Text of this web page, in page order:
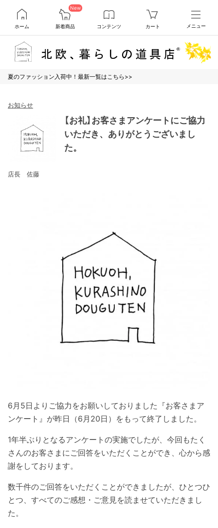
ホーム
New
新着商品 コンテンツ カート メニュー
夏のファッション入荷中！最新一覧はこちら>>
お知らせ
【お礼】お客さまアンケートにご協力
いただき、ありがとうございまし
た。
店長 佐藤
6月5日よりご協力をお願いしておりました『お客さまア
ンケート』が昨日（6月20日）をもって終了しました。
1年半ぶりとなるアンケートの実施でしたが、今回もたく
さんのお客さまにご回答をいただくことができ、心から感
謝をしております。
数千件のご回答をいただくことができましたが、ひとつひ
とつ、すべてのご感想・ご意見を読ませていただきまし
た。